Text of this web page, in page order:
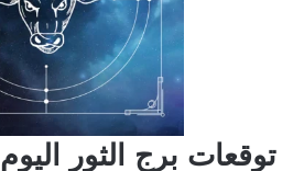
توقعات برج الثور اليوم